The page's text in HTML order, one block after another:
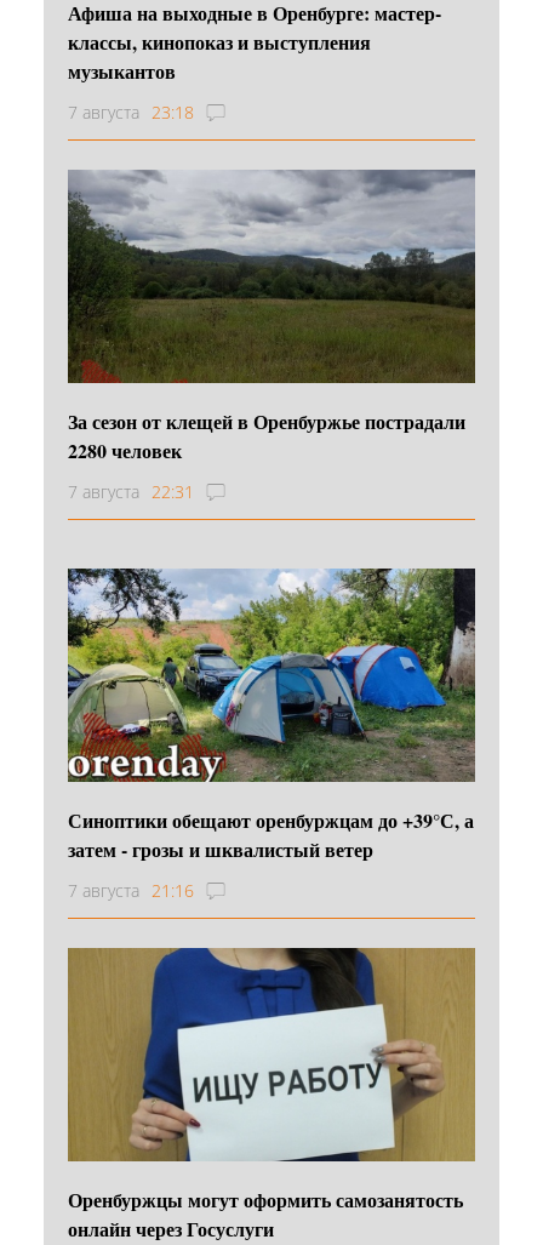
Афиша на выходные в Оренбурге: мастер-
классы, кинопоказ и выступления
музыкантов
7 августа 23:18
За сезон от клещей в Оренбуржье пострадали
2280 человек
7 августа 22:31
Синоптики обещают оренбуржцам до +39°С, а
затем - грозы и шквалистый ветер
7 августа 21:16
Оренбуржцы могут оформить самозанятость
онлайн через Госуслуги